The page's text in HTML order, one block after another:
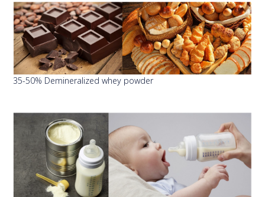
35-50% Demineralized whey powder